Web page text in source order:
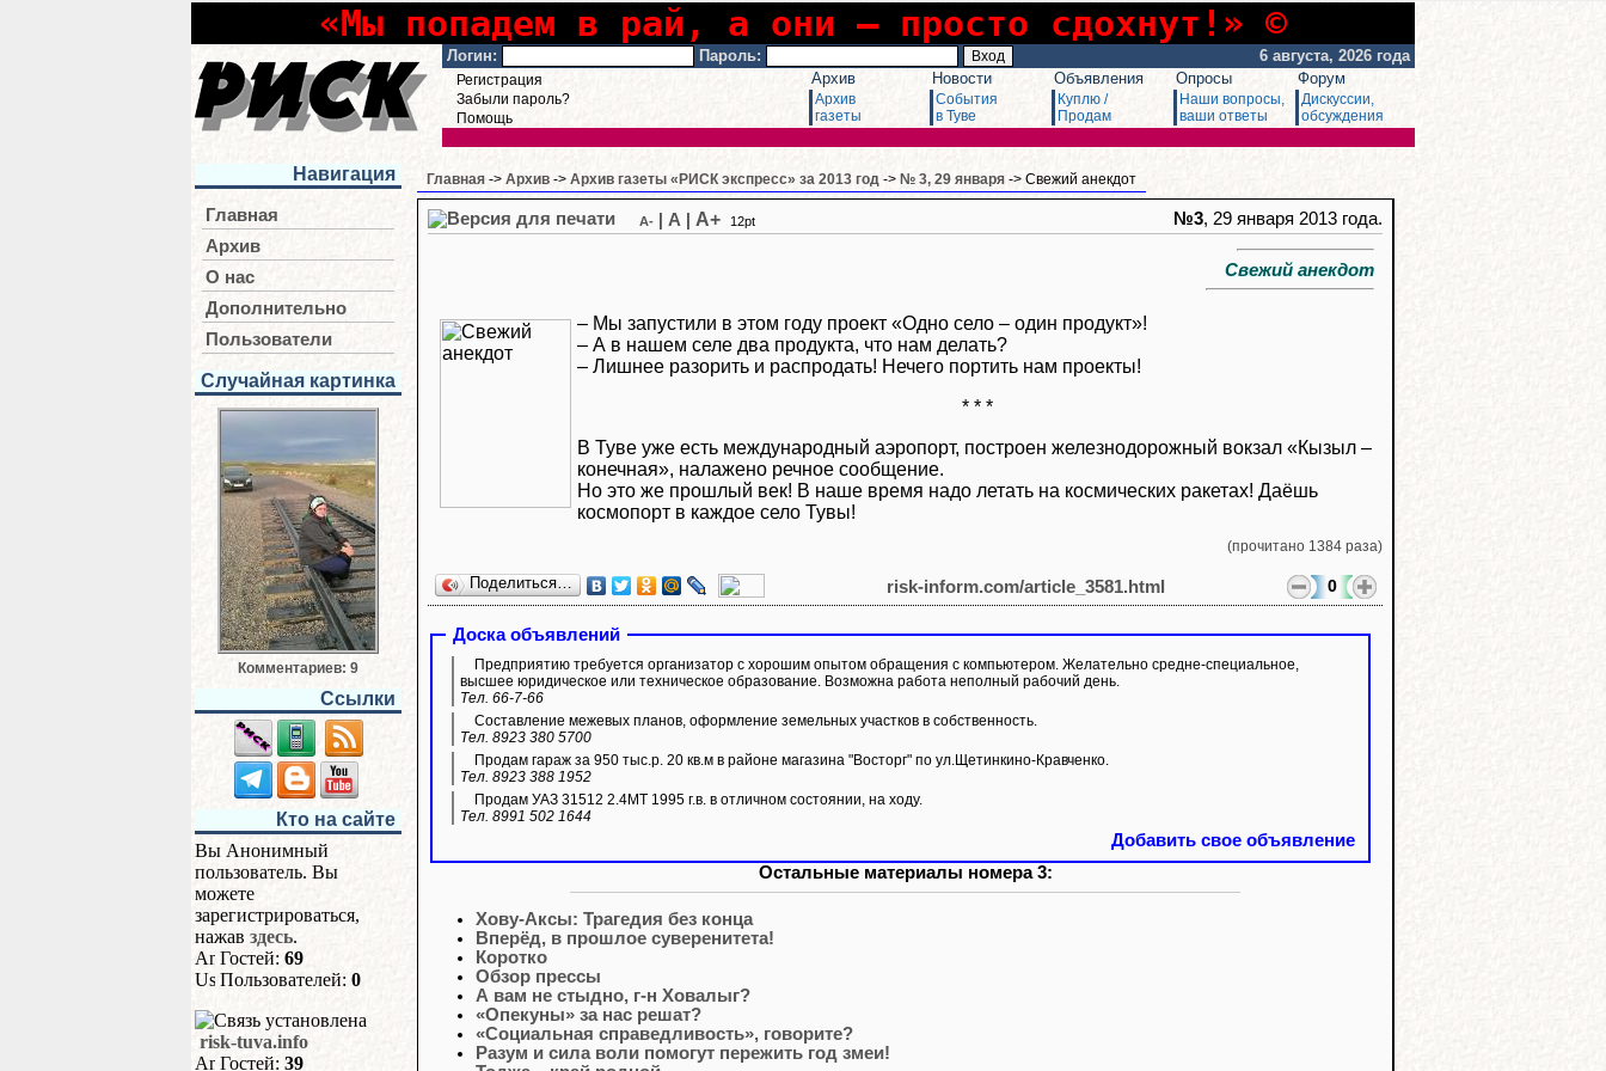
«Мы попадем в рай, а они – просто сдохнут!» ©
Логин: Пароль: 6 августа, 2026 года
Регистрация
Забыли пароль?
Помощь
Архив
Архив
газеты
Новости
События
в Туве
Объявления
Куплю /
Продам
Опросы
Наши вопросы,
ваши ответы
Форум
Дискуссии,
обсуждения
Навигация
Главная
Архив
О нас
Дополнительно
Пользователи
Случайная картинка
Комментариев: 9
Ссылки
Кто на сайте
Вы Анонимный
пользователь. Вы
можете
зарегистрироваться,
нажав здесь.
Гостей: 69
Пользователей: 0
risk-tuva.info
Гостей: 39
Главная -> Архив -> Архив газеты «РИСК экспресс» за 2013 год -> № 3, 29 января -> Свежий анекдот
A- A A+ 12pt №3, 29 января 2013 года.
Свежий анекдот
– Мы запустили в этом году проект «Одно село – один продукт»!
– А в нашем селе два продукта, что нам делать?
– Лишнее разорить и распродать! Нечего портить нам проекты!
* * *
В Туве уже есть международный аэропорт, построен железнодорожный вокзал «Кызыл –
конечная», налажено речное сообщение.
Но это же прошлый век! В наше время надо летать на космических ракетах! Даёшь
космопорт в каждое село Тувы!
(прочитано 1384 раза)
Поделиться… 0
risk-inform.com/article_3581.html
Доска объявлений
Предприятию требуется организатор с хорошим опытом обращения с компьютером. Желательно средне-специальное,
высшее юридическое или техническое образование. Возможна работа неполный рабочий день.
Тел. 66-7-66
Составление межевых планов, оформление земельных участков в собственность.
Тел. 8923 380 5700
Продам гараж за 950 тыс.р. 20 кв.м в районе магазина "Восторг" по ул.Щетинкино-Кравченко.
Тел. 8923 388 1952
Продам УАЗ 31512 2.4МТ 1995 г.в. в отличном состоянии, на ходу.
Тел. 8991 502 1644
Добавить свое объявление
Остальные материалы номера 3:
Хову-Аксы: Трагедия без конца
Вперёд, в прошлое суверенитета!
Коротко
Обзор прессы
А вам не стыдно, г-н Ховалыг?
«Опекуны» за нас решат?
«Социальная справедливость», говорите?
Разум и сила воли помогут пережить год змеи!